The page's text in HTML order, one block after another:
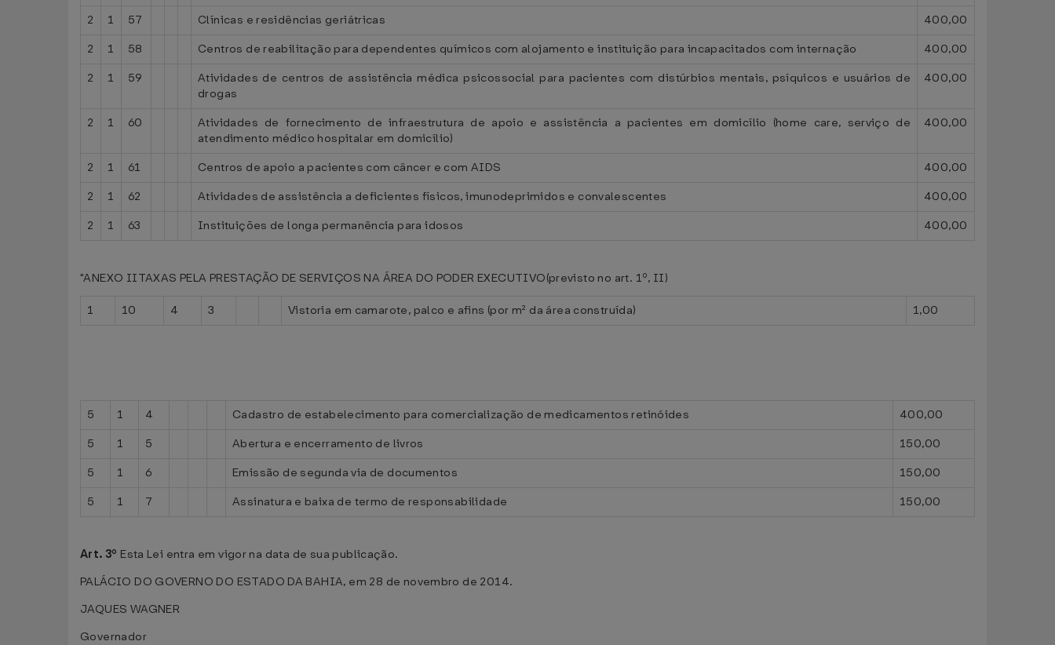
2
1 57 Clínicas e residências geriátricas
400,00
2
1 58 Centros de reabilitação para dependentes químicos com alojamento e instituição para incapacitados com internação
400,00
2
1 59
Atividades de centros de assistência médica psicossocial para pacientes com distúrbios mentais, psíquicos e usuários de
drogas
400,00
2 1 60
Atividades de fornecimento de infraestrutura de apoio e assistência a pacientes em domicílio (home care, serviço de
atendimento médico hospitalar em domicílio)
400,00
2 1 61 Centros de apoio a pacientes com câncer e com AIDS
400,00
2
1 62 Atividades de assistência a deficientes físicos, imunodeprimidos e convalescentes
400,00
2
1 63 Instituições de longa permanência para idosos 400,00
"ANEXO IITAXAS PELA PRESTAÇÃO DE SERVIÇOS NA ÁREA DO PODER EXECUTIVO(previsto no art. 1º, II)
1 10 4 3 Vistoria em camarote, palco e afins (por m² da área construída) 1,00
5 1 4 Cadastro de estabelecimento para comercialização de medicamentos retinóides
400,00
5
1 5 Abertura e encerramento de livros
150,00
5
1 6 Emissão de segunda via de documentos
150,00
5
1 7 Assinatura e baixa de termo de responsabilidade 150,00
Art. 3º Esta Lei entra em vigor na data de sua publicação.
PALÁCIO DO GOVERNO DO ESTADO DA BAHIA, em 28 de novembro de 2014.
JAQUES WAGNER
Governador